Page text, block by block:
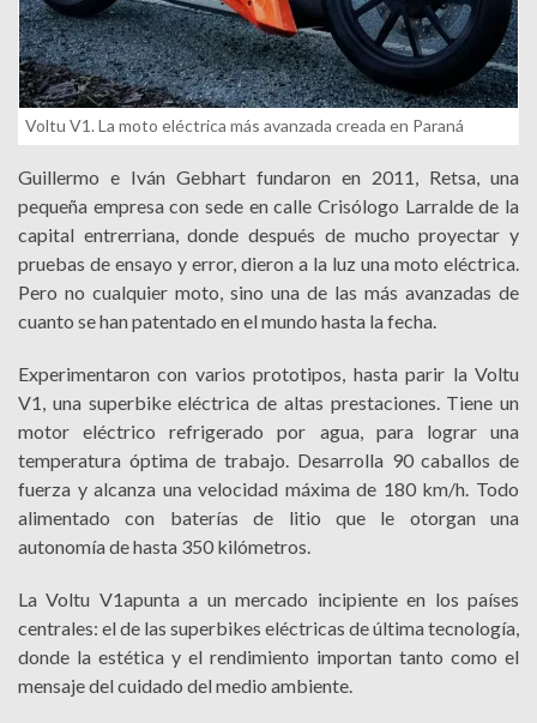
Voltu V1. La moto eléctrica más avanzada creada en Paraná
Guillermo e Iván Gebhart fundaron en 2011, Retsa, una
pequeña empresa con sede en calle Crisólogo Larralde de la
capital entrerriana, donde después de mucho proyectar y
pruebas de ensayo y error, dieron a la luz una moto eléctrica.
Pero no cualquier moto, sino una de las más avanzadas de
cuanto se han patentado en el mundo hasta la fecha.
Experimentaron con varios prototipos, hasta parir la Voltu
V1, una superbike eléctrica de altas prestaciones. Tiene un
motor eléctrico refrigerado por agua, para lograr una
temperatura óptima de trabajo. Desarrolla 90 caballos de
fuerza y alcanza una velocidad máxima de 180 km/h. Todo
alimentado con baterías de litio que le otorgan una
autonomía de hasta 350 kilómetros.
La Voltu V1apunta a un mercado incipiente en los países
centrales: el de las superbikes eléctricas de última tecnología,
donde la estética y el rendimiento importan tanto como el
mensaje del cuidado del medio ambiente.